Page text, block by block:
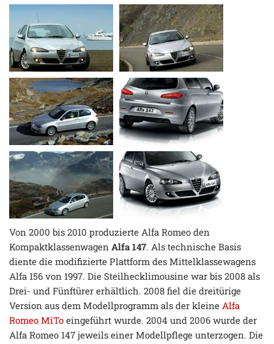
Von 2000 bis 2010 produzierte Alfa Romeo den
Kompaktklassenwagen Alfa 147. Als technische Basis
diente die modifizierte Plattform des Mittelklassewagens
Alfa 156 von 1997. Die Steilhecklimousine war bis 2008 als
Drei- und Fünftürer erhältlich. 2008 fiel die dreitürige
Version aus dem Modellprogramm als der kleine Alfa
Romeo MiTo eingeführt wurde. 2004 und 2006 wurde der
Alfa Romeo 147 jeweils einer Modellpflege unterzogen. Die